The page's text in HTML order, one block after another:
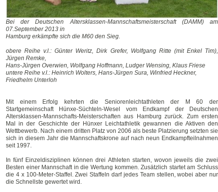
Bei der Deutschen Altersklassen-Mannschaftsmeisterschaft (DAMM) am
07.September 2013 in
Hamburg erkämpfte sich die M60 den Sieg.
obere Reihe v.l.: Günter Weritz, Dirk Grefer, Wolfgang Ritte (mit Enkel Tim),
Jürgen Remke,
Hans-Jürgen Overwien, Wolfgang Hoffmann, Ludger Wensing, Klaus Friese
untere Reihe v.l.: Heinrich Wolters, Hans-Jürgen Sura, Winfried Heckner,
Friedhelm Unterloh
Mit einem Erfolg kehrten die Seniorenleichtathleten der M 60 der
Startgemeinschaft Hünxe-Süchteln-Wesel vom Endkampf der Deutschen
Altersklassen-Mannschafts-Meisterschaften aus Hamburg zurück. Zum ersten
Mal in der Geschichte der Hünxer Leichtathletik gewannen die Aktiven den
Wettbewerb. Nach einem dritten Platz von 2006 als beste Platzierung setzten sie
sich in diesem Jahr die Mannschaftskrone auf nach neun Endkampfteilnahmen
seit 1997.
In fünf Einzeldisziplinen können drei Athleten starten, wovon jeweils die zwei
Besten einer Mannschaft in die Wertung kommen. Zusätzlich startet am Schluss
die 4 x 100-Meter-Staffel. Zwei Staffeln darf jedes Team stellen, wobei aber nur
die Schnellste gewertet wird.